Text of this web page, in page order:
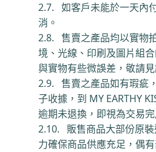
2.7. 如客戶未能於一天內
消。
2.8. 售賣之產品均以實物
境、光線、印刷及圖片組
與實物有些微誤差，敬請見
2.9. 售賣之產品如有瑕疵
子收據，到 MY EARTHY
逾期未退換，即視為交易完
2.10.
販售商品大部份原裝
力確保商品供應充足，偶